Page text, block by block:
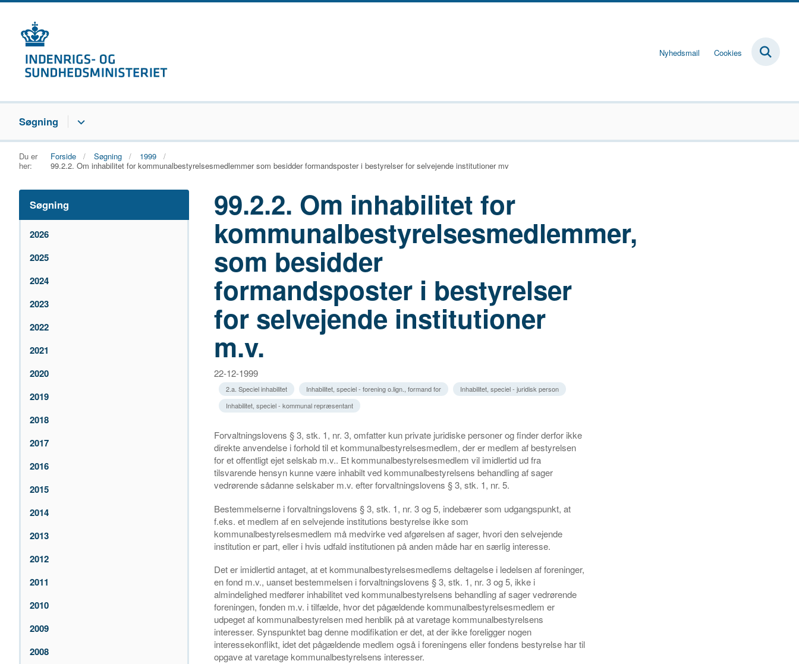
Nyhedsmail Cookies
Søgning
Du er
her:
Forside Søgning
1999
99.2.2. Om inhabilitet for kommunalbestyrelsesmedlemmer som besidder formandsposter i bestyrelser for selvejende institutioner mv
Søgning
2026
2025
2024
2023
2022
2021
2020
2019
2018
2017
2016
2015
2014
2013
2012
2011
2010
2009
2008
99.2.2. Om inhabilitet for
kommunalbestyrelsesmedlemmer,
som besidder
formandsposter i bestyrelser
for selvejende institutioner
m.v.
22-12-1999
2.a. Speciel inhabilitet Inhabilitet, speciel - forening o.lign., formand for
Inhabilitet, speciel - juridisk person
Inhabilitet, speciel - kommunal repræsentant
Forvaltningslovens § 3, stk. 1, nr. 3, omfatter kun private juridiske personer og finder derfor ikke
direkte anvendelse i forhold til et kommunalbestyrelsesmedlem, der er medlem af bestyrelsen
for et offentligt ejet selskab m.v.. Et kommunalbestyrelsesmedlem vil imidlertid ud fra
tilsvarende hensyn kunne være inhabilt ved kommunalbestyrelsens behandling af sager
vedrørende sådanne selskaber m.v. efter forvaltningslovens § 3, stk. 1, nr. 5.
Bestemmelserne i forvaltningslovens § 3, stk. 1, nr. 3 og 5, indebærer som udgangspunkt, at
f.eks. et medlem af en selvejende institutions bestyrelse ikke som
kommunalbestyrelsesmedlem må medvirke ved afgørelsen af sager, hvori den selvejende
institution er part, eller i hvis udfald institutionen på anden måde har en særlig interesse.
Det er imidlertid antaget, at et kommunalbestyrelsesmedlems deltagelse i ledelsen af foreninger,
en fond m.v., uanset bestemmelsen i forvaltningslovens § 3, stk. 1, nr. 3 og 5, ikke i
almindelighed medfører inhabilitet ved kommunalbestyrelsens behandling af sager vedrørende
foreningen, fonden m.v. i tilfælde, hvor det pågældende kommunalbestyrelsesmedlem er
udpeget af kommunalbestyrelsen med henblik på at varetage kommunalbestyrelsens
interesser. Synspunktet bag denne modifikation er det, at der ikke foreligger nogen
interessekonflikt, idet det pågældende medlem også i foreningens eller fondens bestyrelse har til
opgave at varetage kommunalbestyrelsens interesser.